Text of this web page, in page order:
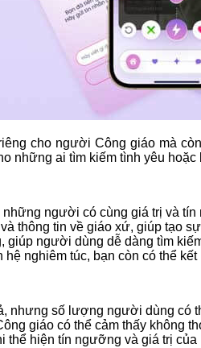
cho người Công giáo mà
những ai tìm kiếm tình yêu
người có cùng giá trị và
thông tin về giáo xứ, giúp tạo
người dùng dễ dàng tìm
nghiêm túc, bạn còn có thể
nhưng số lượng người dùng có
giáo có thể cảm thấy không
hiện tín ngưỡng và giá trị của